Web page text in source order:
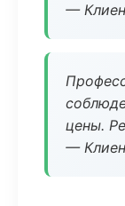
—
цены.
—